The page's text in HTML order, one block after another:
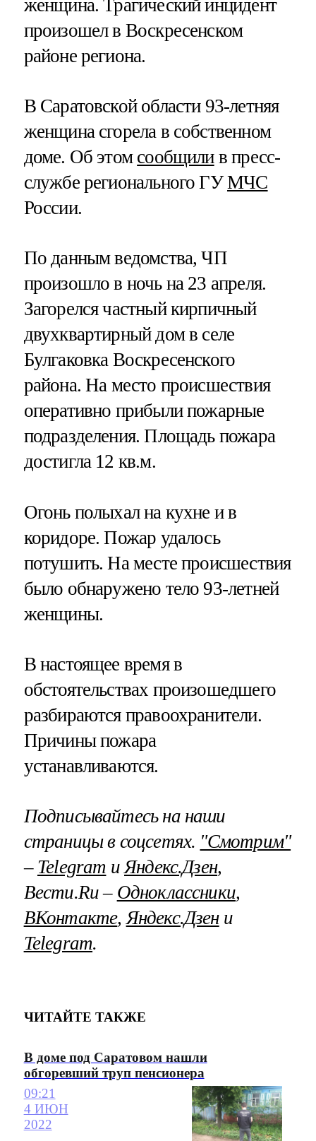
женщина. Трагический инцидент
произошел в Воскресенском
районе региона.
В Саратовской области 93-летняя
женщина сгорела в собственном
доме. Об этом сообщилив пресс-
службе регионального ГУМЧС
России.
По данным ведомства, ЧП
произошло в ночь на 23 апреля.
Загорелся частный кирпичный
двухквартирный дом в селе
Булгаковка Воскресенского
района. На место происшествия
оперативно прибыли пожарные
подразделения. Площадь пожара
достигла 12 кв.м.
Огонь полыхал на кухне и в
коридоре. Пожар удалось
потушить. На месте происшествия
было обнаружено тело 93-летней
женщины.
В настоящее время в
обстоятельствах произошедшего
разбираются правоохранители.
Причины пожара
устанавливаются.
Подписывайтесь на наши
страницы в соцсетях. "Смотрим"
– Telegram иЯндекс.Дзен,
Вести.Ru – Одноклассники,
ВКонтакте,Яндекс.Дзени
Telegram.
ЧИТАЙТЕ ТАКЖЕ
В доме под Саратовом нашли
обгоревший труп пенсионера
09:21
4 ИЮН
2022